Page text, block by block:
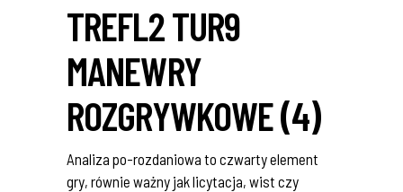
TREFL2 TUR9
MANEWRY
ROZGRYWKOWE (4)
Analiza po-rozdaniowa to czwarty element
gry, równie ważny jak licytacja, wist czy